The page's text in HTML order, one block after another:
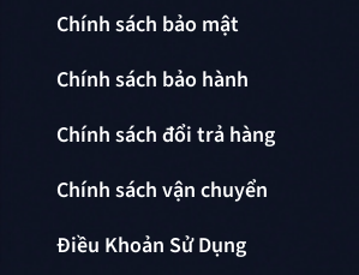
Chính sách bảo mật
Chính sách bảo hành
Chính sách đổi trả hàng
Chính sách vận chuyển
Điều Khoản Sử Dụng